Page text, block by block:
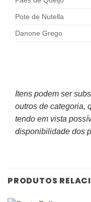
Pote de Nutella
Danone Grego
Itens podem ser
outros de categoria,
tendo em vista
disponibilidade dos
PRODUTOS